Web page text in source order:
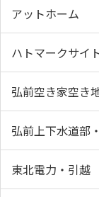
アットホーム
ハトマークサイ
弘前空き家空き
弘前上下水道部
東北電力・引越